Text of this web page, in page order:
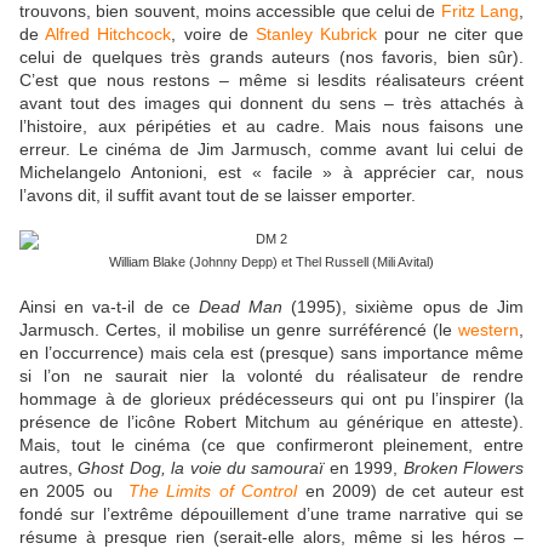
trouvons, bien souvent, moins accessible que celui de Fritz Lang
deAlfred Hitchcock , voire deStanley Kubrick pour ne citer que
celui de quelques très grands auteurs (nos favoris, bien sûr).
C’est que nous restons – même si lesdits réalisateurs créent
avant tout des images qui donnent du sens – très attachés à
l’histoire, aux péripéties et au cadre. Mais nous faisons une
erreur. Le cinéma de Jim Jarmusch, comme avant lui celui de
Michelangelo Antonioni, est « facile » à apprécier car, nous
l’avons dit, il suffit avant tout de se laisser emporter.
William Blake (Johnny Depp) et Thel Russell (Mili Avital)
Ainsi en va-t-il de ce Dead Man (1995), sixième opus de Jim
Jarmusch. Certes, il mobilise un genre surréférencé (le western
en l’occurrence) mais cela est (presque) sans importance même
si l’on ne saurait nier la volonté du réalisateur de rendre
hommage à de glorieux prédécesseurs qui ont pu l’inspirer (la
présence de l’icône Robert Mitchum au générique en atteste).
Mais, tout le cinéma (ce que confirmeront pleinement, entre
autres,Ghost Dog, la voie du samouraïen 1999, Broken Flowers
en 2005 ou
The Limits of Controlen 2009) de cet auteur est
fondé sur l’extrême dépouillement d’une trame narrative qui se
résume à presque rien (serait-elle alors, même si les héros –